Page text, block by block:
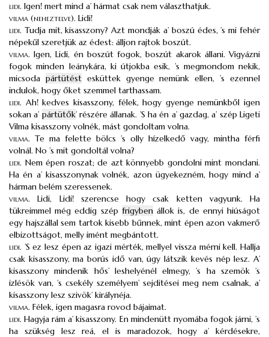
lidi. Igen! mert mind a’ hármat csak nem választhatjuk.
vilma (neheztelve). Lidi!
lidi. Tudja mit, kisasszony? Azt mondják a’ boszú édes, ’s mi fehér
népekűl szeretjük az édest: álljon rajtok boszút.
vilma.Igen, Lidi, én boszút fogok, boszút akarok állani. Vigyázni
fogok minden leánykára, ki útjokba esik, ’s megmondom nekik,
micsoda pártütéstesküttek gyenge nemünk ellen, ’s ezennel
indulok, hogy őket szemmel tarthassam.
lidi. Ah! kedves kisasszony, félek, hogy gyenge nemünkből igen
sokan a’ pártütők’ részére állanak. ’S ha én a’ gazdag, a’ szép Ligeti
Vilma kisasszony volnék, mást gondoltam volna.
vilma. Te ma felette bölcs ’s olly hízelkedő vagy, mintha férfi
volnál. No ’s mit gondoltál volna?
lidi. Nem épen roszat; de azt könnyebb gondolni mint mondani.
Ha én a’ kisasszonynak volnék, azon ügyekezném, hogy mind a’
hárman belém szeressenek.
vilma.Lidi, Lidi! szerencse hogy csak ketten vagyunk. Ha
tükreimmel még eddig szép frigybenállok is, de ennyi hiúságot
egy hajszállal sem tartok kisebb bűnnek, mint épen azon vakmerő
elbizottságot, melly imént megbántott.
lidi. ’S ez lesz épen az igazi mérték, mellyel vissza mérni kell. Hallja
csak kisasszony, ma borús idő van, úgy látszik kevés nép lesz. A’
kisasszony mindenik hős’ leshelyénél elmegy, ’s ha szemök ’s
izlésök van, ’s csekély személyem’ sejditései meg nem csalnak, a’
kisasszony lesz szivök’ királynéja.
vilma. Félek, igen magasra rovod bájaimat.
lidi.Hagyja rám a’ kisasszony. En mindenütt nyomába fogok járni, ’s
ha szükség lesz reá, el is maradozok, hogy a’ kérdésekre,